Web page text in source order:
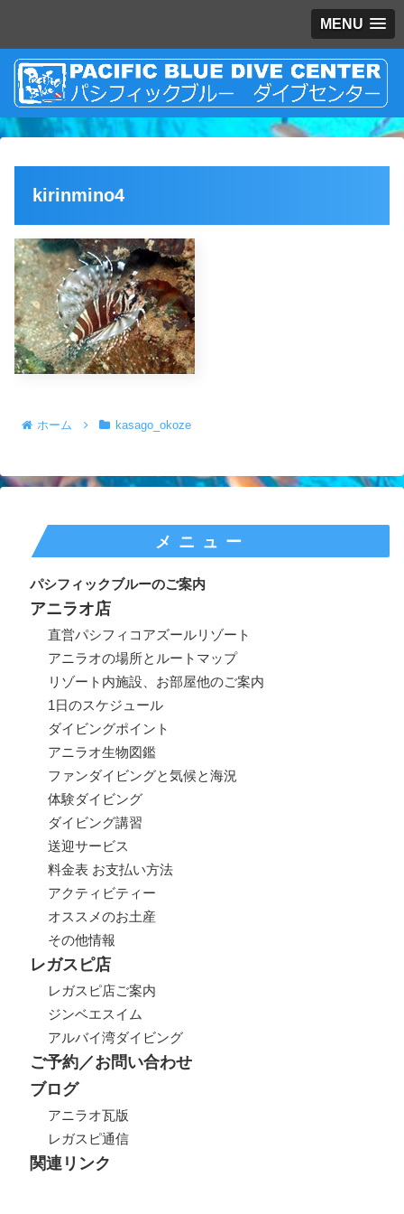
MENU
kirinmino4
ホーム kasago_okoze
メニュー
パシフィックブルーのご案内
アニラオ店
直営パシフィコアズールリゾート
アニラオの場所とルートマップ
リゾート内施設、お部屋他のご案内
1日のスケジュール
ダイビングポイント
アニラオ生物図鑑
ファンダイビングと気候と海況
体験ダイビング
ダイビング講習
送迎サービス
料金表 お支払い方法
アクティビティー
オススメのお土産
その他情報
レガスピ店
レガスピ店ご案内
ジンベエスイム
アルバイ湾ダイビング
ご予約／お問い合わせ
ブログ
アニラオ瓦版
レガスピ通信
関連リンク